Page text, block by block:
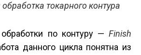
токарного контура
по контуру — Finish
данного цикла понятна из